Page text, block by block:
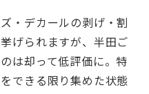
・デカールの剥げ・割
げられますが、半田ご
は却って低評価に。特
できる限り集めた状態